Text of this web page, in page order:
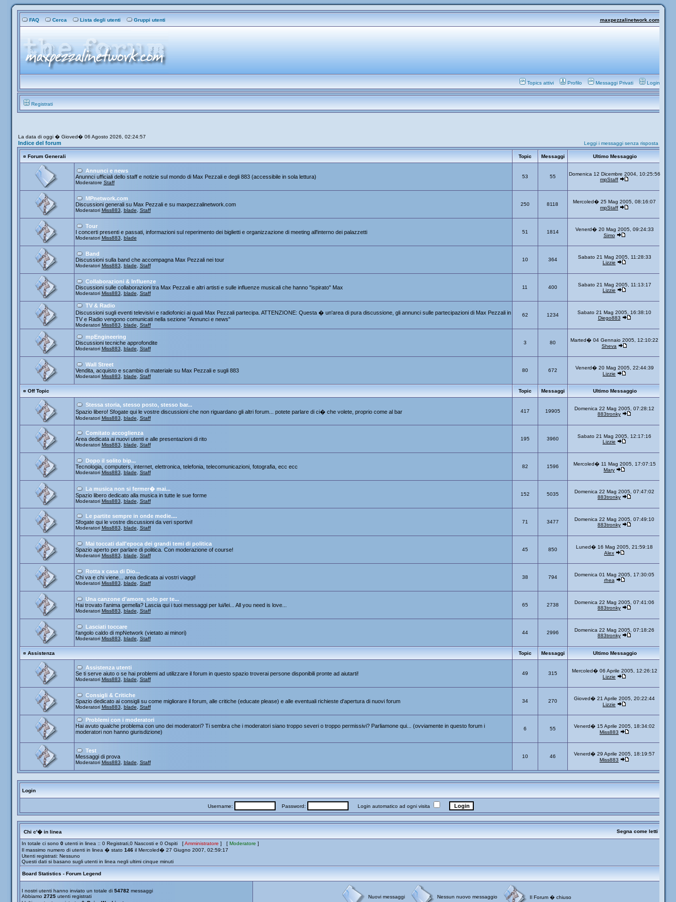
FAQ Cerca Lista degli utenti Gruppi utenti maxpezzalinetwork.com
Topics attivi Profilo Messaggi Privati Login
Registrati
La data di oggi � Gioved� 06 Agosto 2026, 02:24:57
Indice del forum Leggi i messaggi senza risposta
¤ Forum Generali Topic Messaggi Ultimo Messaggio
Annunci e news
Anunnci ufficiali dello staff e notizie sul mondo di Max Pezzali e degli 883 (accessibile in sola lettura)
Moderatore Staff
53 55
Domenica 12 Dicembre 2004, 10:25:56
mpStaff
MPnetwork.com
Discussioni generali su Max Pezzali e su maxpezzalinetwork.com
Moderatori Miss883 blade Staff
250 8118
Mercoled� 25 Mag 2005, 08:16:07
mpStaff
Tour
I concerti presenti e passati, informazioni sul reperimento dei biglietti e organizzazione di meeting all'interno dei palazzetti
Moderatori Miss883 blade
51 1814
Venerd� 20 Mag 2005, 09:24:33
Simo
Band
Discussioni sulla band che accompagna Max Pezzali nei tour
Moderatori Miss883 blade Staff
10 364
Sabato 21 Mag 2005, 11:28:33
Lizzie
Collaborazioni & Influenze
Discussioni sulle collaborazioni tra Max Pezzali e altri artisti e sulle influenze musicali che hanno "ispirato" Max
Moderatori Miss883 blade Staff
11 400
Sabato 21 Mag 2005, 11:13:17
Lizzie
TV & Radio
Discussioni sugli eventi televisivi e radiofonici ai quali Max Pezzali partecipa. ATTENZIONE: Questa � un'area di pura discussione, gli annunci sulle partecipazioni di Max Pezzali in
TV e Radio vengono comunicati nella sezione "Annunci e news"
Moderatori Miss883 blade Staff
62 1234
Sabato 21 Mag 2005, 16:38:10
Diego883
mpEngineering
Discussioni tecniche approfondite
Moderatori Miss883 blade Staff
3 80
Marted� 04 Gennaio 2005, 12:10:22
Sheva
Wall Street
Vendita, acquisto e scambio di materiale su Max Pezzali e sugli 883
Moderatori Miss883 blade Staff
80 672
Venerd� 20 Mag 2005, 22:44:39
Lizzie
¤ Off Topic Topic Messaggi Ultimo Messaggio
Stessa storia, stesso posto, stesso bar...
Spazio libero! Sfogate qui le vostre discussioni che non riguardano gli altri forum... potete parlare di ci� che volete, proprio come al bar
Moderatori Miss883 blade Staff
417 19905
Domenica 22 Mag 2005, 07:28:12
883tronky
Comitato accoglienza
Area dedicata ai nuovi utenti e alle presentazioni di rito
Moderatori Miss883 blade Staff
195 3960
Sabato 21 Mag 2005, 12:17:16
Lizzie
Dopo il solito bip...
Tecnologia, computers, internet, elettronica, telefonia, telecomunicazioni, fotografia, ecc ecc
Moderatori Miss883 blade Staff
82 1596
Mercoled� 11 Mag 2005, 17:07:15
Mary
La musica non si fermer� mai...
Spazio libero dedicato alla musica in tutte le sue forme
Moderatori Miss883 blade Staff
152 5035
Domenica 22 Mag 2005, 07:47:02
883tronky
Le partite sempre in onde medie....
Sfogate qui le vostre discussioni da veri sportivi!
Moderatori Miss883 blade Staff
71 3477
Domenica 22 Mag 2005, 07:49:10
883tronky
Mai toccati dall'epoca dei grandi temi di politica
Spazio aperto per parlare di politica. Con moderazione of course!
Moderatori Miss883 blade Staff
45 850
Luned� 16 Mag 2005, 21:59:18
Alex
Rotta x casa di Dio...
Chi va e chi viene... area dedicata ai vostri viaggi!
Moderatori Miss883 blade Staff
38 794
Domenica 01 Mag 2005, 17:30:05
rhea
Una canzone d'amore, solo per te...
Hai trovato l'anima gemella? Lascia qui i tuoi messaggi per lui/lei... All you need is love...
Moderatori Miss883 blade Staff
65 2738
Domenica 22 Mag 2005, 07:41:06
883tronky
Lasciati toccare
l'angolo caldo di mpNetwork (vietato ai minori)
Moderatori Miss883 blade Staff
44 2996
Domenica 22 Mag 2005, 07:18:26
883tronky
¤ Assistenza Topic Messaggi Ultimo Messaggio
Assistenza utenti
Se ti serve aiuto o se hai problemi ad utilizzare il forum in questo spazio troverai persone disponibili pronte ad aiutarti!
Moderatori Miss883 blade Staff
49 315
Mercoled� 06 Aprile 2005, 12:26:12
Lizzie
Consigli & Critiche
Spazio dedicato ai consigli su come migliorare il forum, alle critiche (educate please) e alle eventuali richieste d'apertura di nuovi forum
Moderatori Miss883 blade Staff
34 270
Gioved� 21 Aprile 2005, 20:22:44
Lizzie
Problemi con i moderatori
Hai avuto qualche problema con uno dei moderatori? Ti sembra che i moderatori siano troppo severi o troppo permissivi? Parliamone qui... (ovviamente in questo forum i
moderatori non hanno giurisdizione)
6 55
Venerd� 15 Aprile 2005, 18:34:02
Miss883
Test
Messaggi di prova
Moderatori Miss883 blade Staff
10 46
Venerd� 29 Aprile 2005, 18:19:57
Miss883
Login
Username: Password: Login automatico ad ogni visita
Chi c'� in linea Segna come letti
In totale ci sono 0utenti in linea :: 0 Registrati,0 Nascosti e 0 Ospiti [Amministratore ] [ Moderatore ]
Il massimo numero di utenti in linea � stato 146il Mercoled� 27 Giugno 2007, 02:59:17
Utenti registrati: Nessuno
Questi dati si basano sugli utenti in linea negli ultimi cinque minuti
Board Statistics - Forum Legend
I nostri utenti hanno inviato un totale di 54782 messaggi
Abbiamo 2725utenti registrati
Nuovi messaggi Nessun nuovo messaggio Il Forum � chiuso